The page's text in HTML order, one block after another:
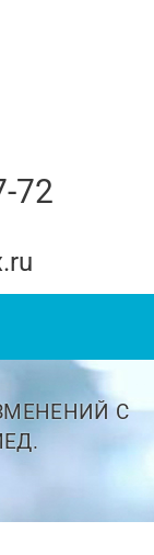
72
С